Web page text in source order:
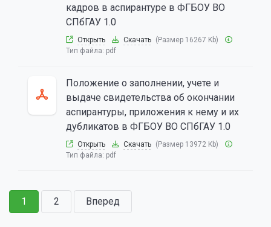
кадров в аспирантуре в ФГБОУ ВО
СПбГАУ 1.0
Открыть Скачать (Размер 16267 Kb)
Тип файла: pdf
Положение о заполнении, учете и
выдаче свидетельства об окончании
аспирантуры, приложения к нему и их
дубликатов в ФГБОУ ВО СПбГАУ 1.0
Открыть Скачать (Размер 13972 Kb)
Тип файла: pdf
1 2 Вперед